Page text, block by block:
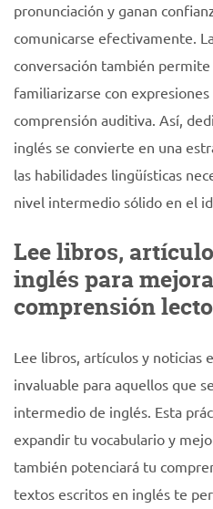
pronunciación y ganan
comunicarse efectivamente.
conversación también
familiarizarse con
comprensión auditiva. Así,
inglés se convierte en una
las habilidades lingüísticas
nivel intermedio sólido en el
Lee libros,
inglés para
comprensión
Lee libros, artículos y noticias
invaluable para aquellos que
intermedio de inglés. Esta
expandir tu vocabulario y
también potenciará tu
textos escritos en inglés te